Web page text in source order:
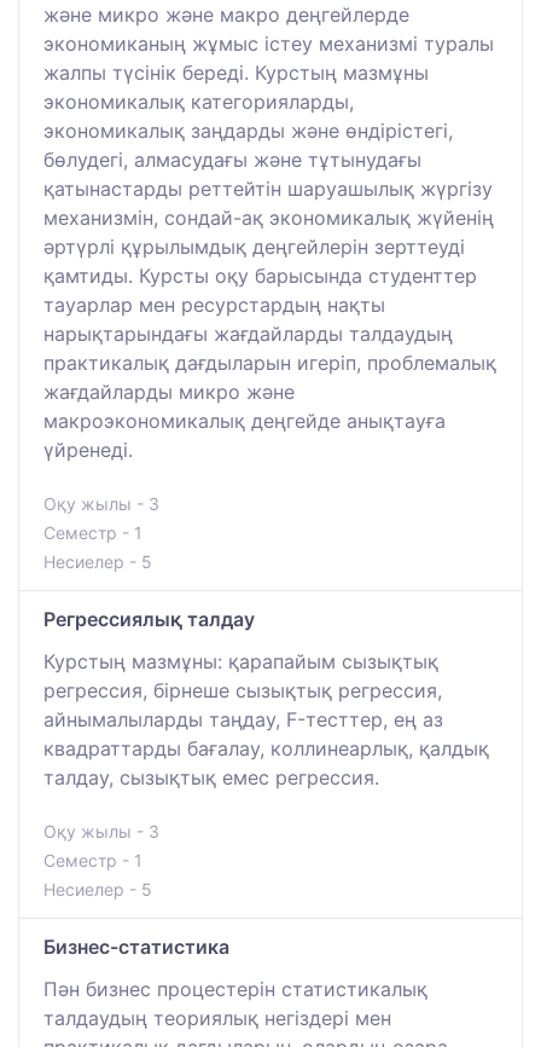
және микро және макро деңгейлерде
экономиканың жұмыс істеу механизмі туралы
жалпы түсінік береді. Курстың мазмұны
экономикалық категорияларды,
экономикалық заңдарды және өндірістегі,
бөлудегі, алмасудағы және тұтынудағы
қатынастарды реттейтін шаруашылық жүргізу
механизмін, сондай-ақ экономикалық жүйенің
әртүрлі құрылымдық деңгейлерін зерттеуді
қамтиды. Курсты оқу барысында студенттер
тауарлар мен ресурстардың нақты
нарықтарындағы жағдайларды талдаудың
практикалық дағдыларын игеріп, проблемалық
жағдайларды микро және
макроэкономикалық деңгейде анықтауға
үйренеді.
Оқу жылы - 3
Семестр - 1
Несиелер - 5
Регрессиялық талдау
Курстың мазмұны: қарапайым сызықтық
регрессия, бірнеше сызықтық регрессия,
айнымалыларды таңдау, F-тесттер, ең аз
квадраттарды бағалау, коллинеарлық, қалдық
талдау, сызықтық емес регрессия.
Оқу жылы - 3
Семестр - 1
Несиелер - 5
Бизнес-статистика
Пән бизнес процестерін статистикалық
талдаудың теориялық негіздері мен